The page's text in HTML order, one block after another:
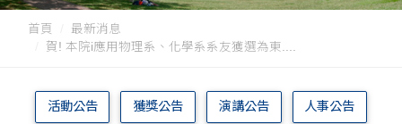
首頁
最新消息
賀! 本院i應用物理系、化學系系友獲選為東....
活動公告 獲獎公告 演講公告 人事公告